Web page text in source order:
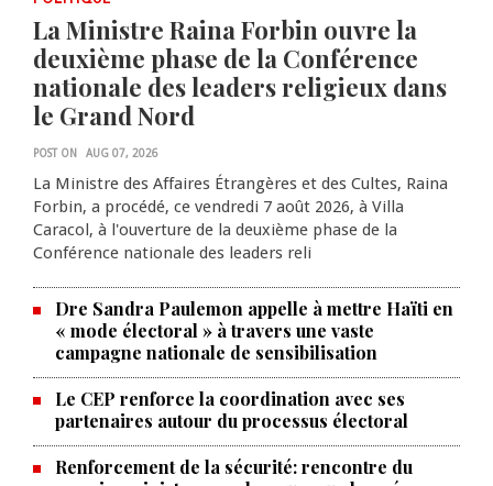
La Ministre Raina Forbin ouvre la
deuxième phase de la Conférence
nationale des leaders religieux dans
le Grand Nord
POST ON AUG 07, 2026
La Ministre des Affaires Étrangères et des Cultes, Raina
Forbin, a procédé, ce vendredi 7 août 2026, à Villa
Caracol, à l'ouverture de la deuxième phase de la
Conférence nationale des leaders reli
Dre Sandra Paulemon appelle à mettre Haïti en
« mode électoral » à travers une vaste
campagne nationale de sensibilisation
Le CEP renforce la coordination avec ses
partenaires autour du processus électoral
Renforcement de la sécurité: rencontre du